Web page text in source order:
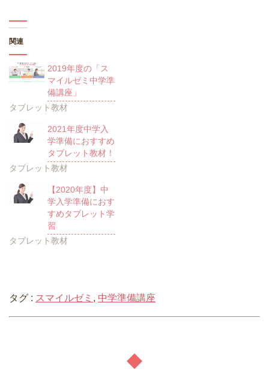
関連
2019年度の「ス
マイルゼミ中学準
備講座」
タブレット教材
2021年度中学入
学準備におすすめ
タブレット教材！
タブレット教材
【2020年度】中
学入学準備におす
すめタブレット学
習
タブレット教材
タグ : スマイルゼミ , 中学準備講座